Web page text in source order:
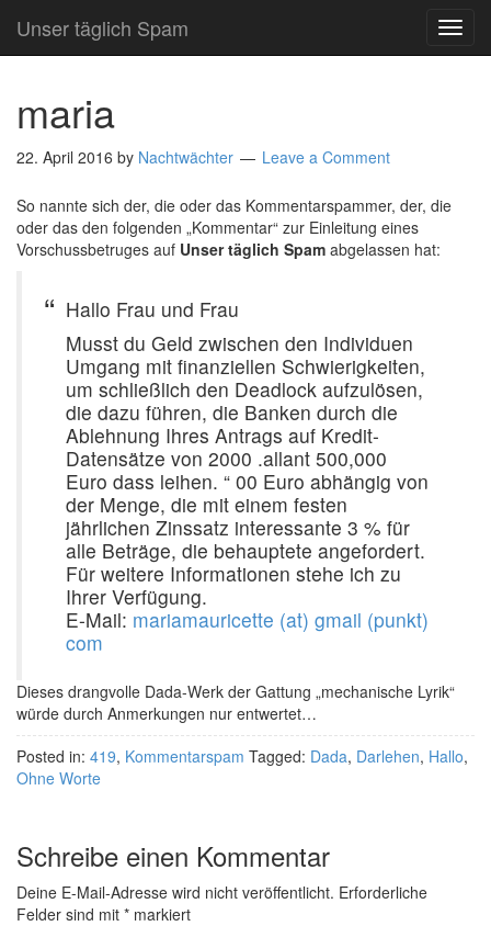
Unser täglich Spam
maria
22. April 2016 by Nachtwächter Leave a Comment
So nannte sich der, die oder das Kommentarspammer, der, die
oder das den folgenden „Kommentar“ zur Einleitung eines
Vorschussbetruges auf Unser täglich Spam abgelassen hat:
Hallo Frau und Frau
Musst du Geld zwischen den Individuen
Umgang mit finanziellen Schwierigkeiten,
um schließlich den Deadlock aufzulösen,
die dazu führen, die Banken durch die
Ablehnung Ihres Antrags auf Kredit-
Datensätze von 2000 .allant 500,000
Euro dass leihen. “ 00 Euro abhängig von
der Menge, die mit einem festen
jährlichen Zinssatz interessante 3 % für
alle Beträge, die behauptete angefordert.
Für weitere Informationen stehe ich zu
Ihrer Verfügung.
E-Mail: mariamauricette (at) gmail (punkt)
com
Dieses drangvolle Dada-Werk der Gattung „mechanische Lyrik“
würde durch Anmerkungen nur entwertet…
Posted in: 419, Kommentarspam Tagged: Dada, Darlehen, Hallo,
Ohne Worte
Schreibe einen Kommentar
Deine E-Mail-Adresse wird nicht veröffentlicht. Erforderliche
Felder sind mit * markiert